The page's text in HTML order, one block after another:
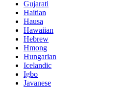
Gujarati
Haitian
Hausa
Hawaiian
Hebrew
Hmong
Hungarian
Icelandic
Igbo
Javanese